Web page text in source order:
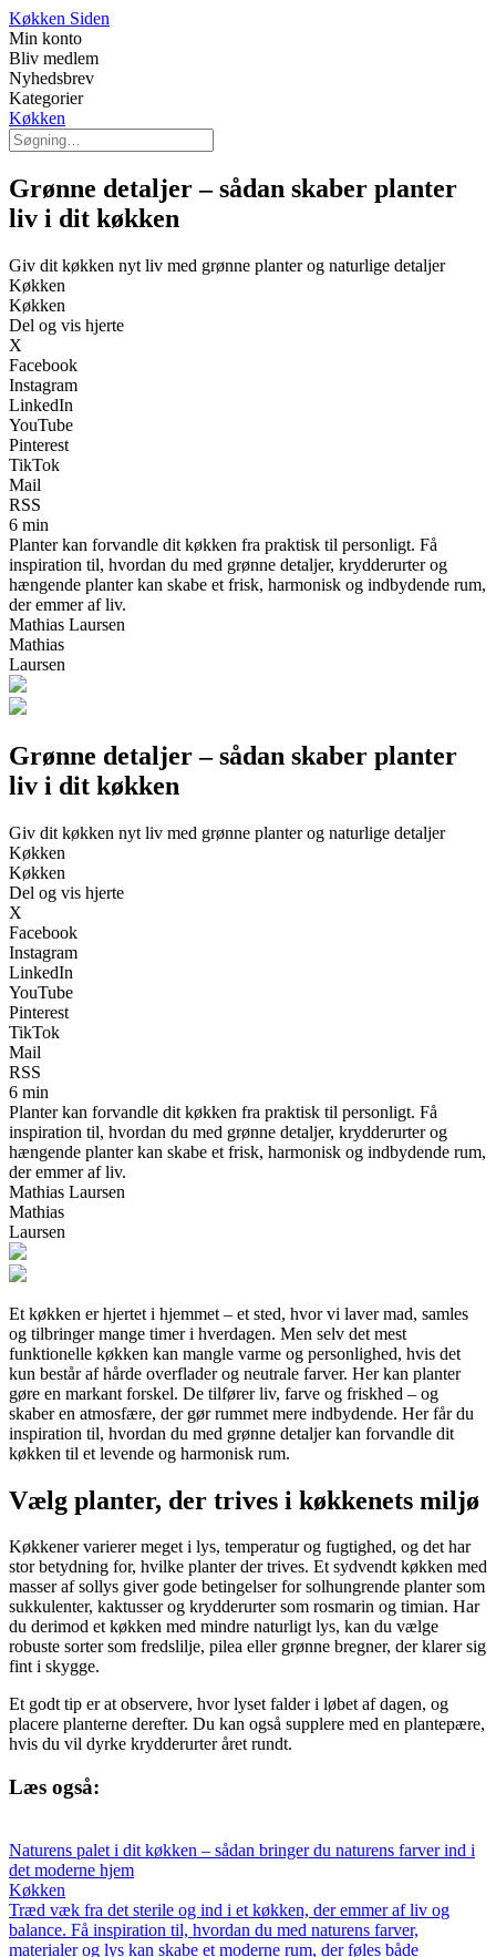
Køkken Siden
Min konto
Bliv medlem
Nyhedsbrev
Kategorier
Køkken
Grønne detaljer – sådan skaber planter
liv i dit køkken
Giv dit køkken nyt liv med grønne planter og naturlige detaljer
Køkken
Køkken
Del og vis hjerte
X
Facebook
Instagram
LinkedIn
YouTube
Pinterest
TikTok
Mail
RSS
6 min
Planter kan forvandle dit køkken fra praktisk til personligt. Få
inspiration til, hvordan du med grønne detaljer, krydderurter og
hængende planter kan skabe et frisk, harmonisk og indbydende rum,
der emmer af liv.
Mathias Laursen
Mathias
Laursen
Grønne detaljer – sådan skaber planter
liv i dit køkken
Giv dit køkken nyt liv med grønne planter og naturlige detaljer
Køkken
Køkken
Del og vis hjerte
X
Facebook
Instagram
LinkedIn
YouTube
Pinterest
TikTok
Mail
RSS
6 min
Planter kan forvandle dit køkken fra praktisk til personligt. Få
inspiration til, hvordan du med grønne detaljer, krydderurter og
hængende planter kan skabe et frisk, harmonisk og indbydende rum,
der emmer af liv.
Mathias Laursen
Mathias
Laursen
Et køkken er hjertet i hjemmet – et sted, hvor vi laver mad, samles
og tilbringer mange timer i hverdagen. Men selv det mest
funktionelle køkken kan mangle varme og personlighed, hvis det
kun består af hårde overflader og neutrale farver. Her kan planter
gøre en markant forskel. De tilfører liv, farve og friskhed – og
skaber en atmosfære, der gør rummet mere indbydende. Her får du
inspiration til, hvordan du med grønne detaljer kan forvandle dit
køkken til et levende og harmonisk rum.
Vælg planter, der trives i køkkenets miljø
Køkkener varierer meget i lys, temperatur og fugtighed, og det har
stor betydning for, hvilke planter der trives. Et sydvendt køkken med
masser af sollys giver gode betingelser for solhungrende planter som
sukkulenter, kaktusser og krydderurter som rosmarin og timian. Har
du derimod et køkken med mindre naturligt lys, kan du vælge
robuste sorter som fredslilje, pilea eller grønne bregner, der klarer sig
fint i skygge.
Et godt tip er at observere, hvor lyset falder i løbet af dagen, og
placere planterne derefter. Du kan også supplere med en plantepære,
hvis du vil dyrke krydderurter året rundt.
Læs også:
Naturens palet i dit køkken – sådan bringer du naturens farver ind i
det moderne hjem
Køkken
Træd væk fra det sterile og ind i et køkken, der emmer af liv og
balance. Få inspiration til, hvordan du med naturens farver,
materialer og lys kan skabe et moderne rum, der føles både